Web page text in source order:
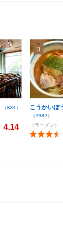
（834）
4.14
3
こうかいぼ
（2982）
（ラーメン）